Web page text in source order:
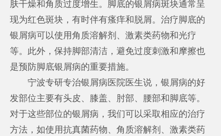
肤干燥和角质过度增生。脚底的银屑病斑块通常呈
现为红色斑块，有时伴有瘙痒和脱屑。治疗脚底的
银屑病可以使用角质溶解剂、激素类药物和光疗
等。此外，保持脚部清洁，避免过度刺激和摩擦也
是预防脚底银屑病的重要措施。
宁波专研专治银屑病医院医生说，银屑病的好
发部位主要有头皮、膝盖、肘部、腰部和脚底等。
对于这些部位的银屑病，我们可以采取相应的治疗
方法，如使用抗真菌药物、角质溶解剂、激素类药